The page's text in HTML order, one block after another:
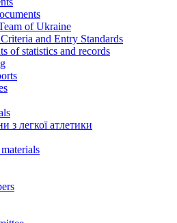
of Ukraine
and Entry Standards
of statistics and records
з легкої атлетики